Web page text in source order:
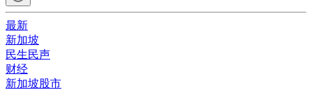
最新
新加坡
民生民声
财经
新加坡股市